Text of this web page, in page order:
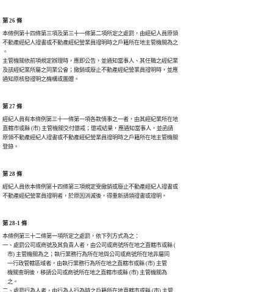
第 26 條
本條例第十四條第三項及第三十一條第二項所定之處罰，由經紀人員原領
不動產經紀人證書或不動產經紀營業員證明時之戶籍所在地主管機關為之
。
主管機關依前項規定辦理時，應即公告，並通知當事人、其任職之經紀業
及該經紀業所屬之同業公會；撤銷或廢止不動產經紀營業員證明時，並應
第 27 條
經紀人員有本條例第三十一條第一項各款情事之一者，由其經紀業所在地
直轄市或縣 (市) 主管機關交付懲戒；懲戒結果，應通知當事人，並函請
原領不動產經紀人證書或不動產經紀營業員證明時之戶籍所在地主管機關
第 28 條
經紀人員依本條例第十四條第三項規定受撤銷或廢止不動產經紀人證書或
第 28-1 條
本條例第三十二條第一項所定之處罰，依下列方式為之：
一、處罰公司或商號及其負責人者，由公司或商號所在地之直轄市或縣 (
    市) 主管機關為之；執行業務行為所在地與公司或商號所在地非屬同
    一行政管轄區域者，由執行業務行為所在地之直轄市或縣 (市) 主管
    機關查明後，移請公司或商號所在地之直轄市或縣 (市) 主管機關為
    之。
二、處罰行為人者，由行為人行為時之戶籍所在地直轄市或縣 (市) 主管